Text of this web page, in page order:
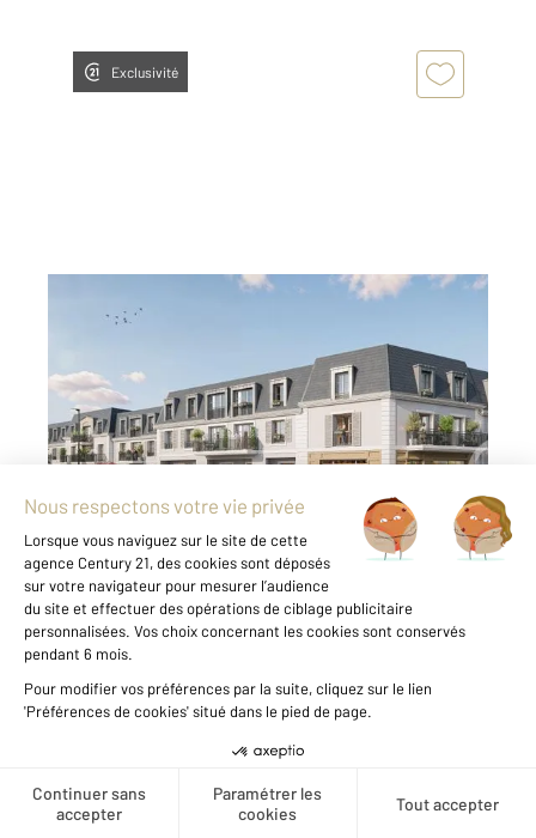
Créer une alerte
Exclusivité
COMPIEGNE 60
80,71 m
Appartement F4 à vendre
286 000 €
À VENDRE APPARTEMENT T4 81 m²
COMPIÈGNE (Rue de Senlis) TVA réduite à 5,5 %
Éligible PTZ 2025 Livraison 2 semestre 2027
Au coeur d'un quartier résidentiel recherché
de Compiègne, découvrez ce spacieux
appartement 4 pièces de 81 m² ...
Voir le détail du bien